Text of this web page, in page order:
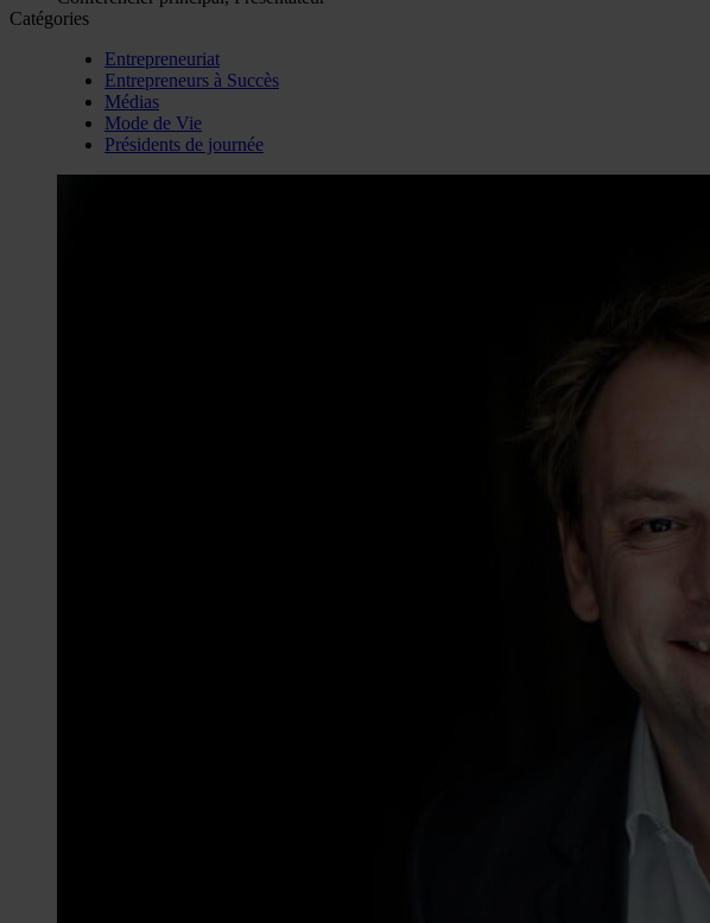
Catégories
Entrepreneuriat
Entrepreneurs à Succès
Médias
Mode de Vie
Présidents de journée